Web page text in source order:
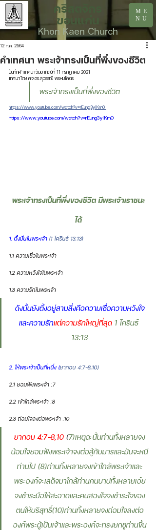
ME
NU
คริสตจักร
ขอนแก่น
Khon Kaen Church
คำเทศนา พระเจ้าทรงเป็นที่พึ่งของชีวิต
12 ก.ค. 2564
บันทึกคำเทศนาวันอาทิตย์ที่ 11 กรกฎาคม 2021
เทศนาโดย ศจ.ดร.สุวรรณี พรหมโคตร
พระเจ้าทรงเป็นที่พึ่งของชีวิต
https://www.youtube.com/watch?v=rEung3yIKm0
https://www.youtube.com/watch?v=rEung3yIKm0
พระเจ้าทรงเป็นที่พึ่งของชีวิต มีพระเจ้าเราชนะ
ได้
1. ตั้งมั่นในพระเจ้า (1 โครินธ์ 13:13)
1.1 ความเชื่อในพระเจ้า
1.2 ความหวังใจในพระเจ้า
1.3 ความรักในพระเจ้า
ดังนั้นยังตั้งอยู่สามสิ่งคือความเชื่อความหวังใจ
และความรักแต่ความรักใหญ่ที่สุด 1 โครินธ์
13:13
2. ให้พระเจ้าเป็นที่หนึ่ง (ยากอบ 4:7-8,10)
2.1 ยอมฟังพระเจ้า :7
2.2 เข้าใกล้พระเจ้า :8
2.3 ถ่อมใจลงต่อพระเจ้า :10
ยากอบ 4:7-8,10 (7)เหตุฉะนั้นท่านทั้งหลายจง
น้อมใจยอมฟังพระเจ้าจงต่อสู้กับมารและมันจะหนี
ท่านไป (8)ท่านทั้งหลายจงเข้าใกล้พระเจ้าและ
พระองค์จะเสด็จมาใกล้ท่านคนบาปทั้งหลายเอ๋ย
จงชำระมือให้สะอาดและคนสองใจจงชำระใจของ
ตนให้บริสุทธิ์(10)ท่านทั้งหลายจงถ่อมใจลงต่อ
องค์พระผู้เป็นเจ้าและพระองค์จะทรงยกชูท่านขึ้น